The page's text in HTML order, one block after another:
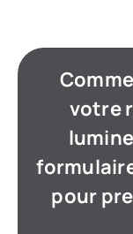
votre
pour